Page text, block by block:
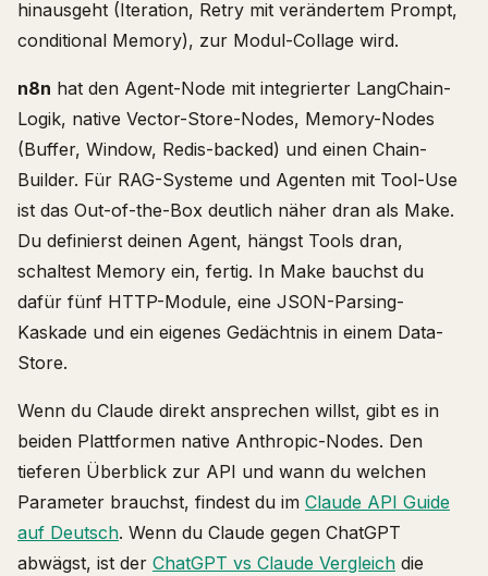
hinausgeht (Iteration, Retry mit verändertem Prompt,
conditional Memory), zur Modul-Collage wird.
n8n hat den Agent-Node mit integrierter LangChain-
Logik, native Vector-Store-Nodes, Memory-Nodes
(Buffer, Window, Redis-backed) und einen Chain-
Builder. Für RAG-Systeme und Agenten mit Tool-Use
ist das Out-of-the-Box deutlich näher dran als Make.
Du definierst deinen Agent, hängst Tools dran,
schaltest Memory ein, fertig. In Make bauchst du
dafür fünf HTTP-Module, eine JSON-Parsing-
Kaskade und ein eigenes Gedächtnis in einem Data-
Store.
Wenn du Claude direkt ansprechen willst, gibt es in
beiden Plattformen native Anthropic-Nodes. Den
tieferen Überblick zur API und wann du welchen
Parameter brauchst, findest du im Claude API Guide
auf Deutsch. Wenn du Claude gegen ChatGPT
abwägst, ist der ChatGPT vs Claude Vergleich die